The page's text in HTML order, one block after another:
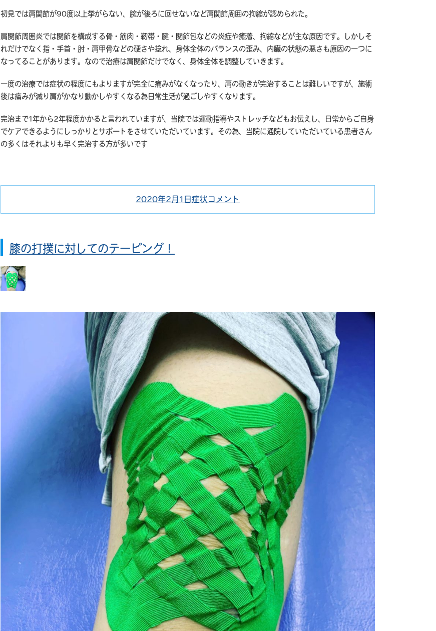
に
初見では肩関節が90度以上挙がらない、腕が後ろに回せないなど肩関節周囲の拘縮が認められた。
肩関節周囲炎では関節を構成する骨・筋肉・靭帯・腱・関節包などの炎症や癒着、拘縮などが主な原因です。しかしそ
れだけでなく指・手首・肘・肩甲骨などの硬さや捻れ、身体全体のバランスの歪み、内臓の状態の悪さも原因の一つに
なってることがあります。なので治療は肩関節だけでなく、身体全体を調整していきます。
一度の治療では症状の程度にもよりますが完全に痛みがなくなったり、肩の動きが完治することは難しいですが、施術
後は痛みが減り肩がかなり動かしやすくなる為日常生活が過ごしやすくなります。
完治まで1年から2年程度かかると言われていますが、当院では運動指導やストレッチなどもお伝えし、日常からご自身
でケアできるようにしっかりとサポートをさせていただいています。その為、当院に通院していただいている患者さん
の多くはそれよりも早く完治する方が多いです
投
稿
2020年2月1日
カ
テ
症状
肩
関
四
十
に
コメント
膝の打撲に対してのテーピング！